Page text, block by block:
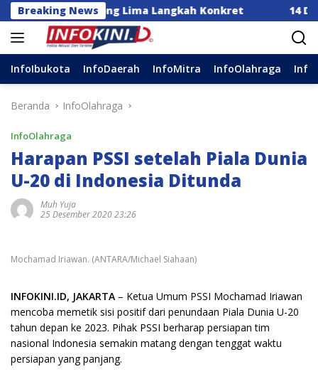
Langsung
ke
konten
Breaking News
Dorong Lima Langkah Konkret 14 DPC Terima
InfoIbukota InfoDaerah InfoMitra InfoOlahraga
Beranda InfoOlahraga
InfoOlahraga
Harapan PSSI setelah Piala Dunia
U-20 di Indonesia Ditunda
Muh Yuja
25 Desember 2020 23:26
Mochamad Iriawan. (ANTARA/Michael Siahaan)
INFOKINI.ID, JAKARTA – Ketua Umum PSSI Mochamad Iriawan
mencoba memetik sisi positif dari penundaan Piala Dunia U-20
tahun depan ke 2023. Pihak PSSI berharap persiapan tim
nasional Indonesia semakin matang dengan tenggat waktu
persiapan yang panjang.